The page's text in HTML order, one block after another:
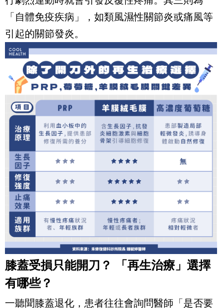
「自體免疫疾病」，如類風濕性關節炎或痛風等
引起的關節發炎。
膝蓋受損只能開刀？ 「再生治療」選擇
有哪些？
一聽聞膝蓋退化，患者往往會詢問醫師「是否要